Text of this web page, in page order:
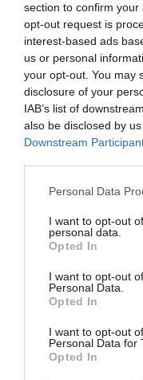
section to confirm
opt-out request is
interest-based ads
us or personal
your opt-out. You may
disclosure of your
IAB’s list of
also be disclosed by
Downstream
Personal Data
I want to opt-out
personal data.
Opted In
I want to opt-out
Personal Data.
Opted In
I want to opt-out
Personal Data for
Opted In
Αναμνηστικά